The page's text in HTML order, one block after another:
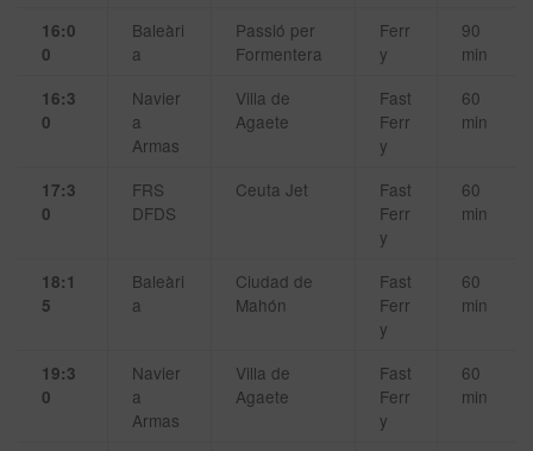
16:0
0
Baleàri
a
Passió per
Formentera
Ferr
y
90
min
16:3
0
Navier
a
Armas
Villa de
Agaete
Fast
Ferr
y
60
min
17:3
0
FRS
DFDS
Ceuta Jet
Fast
Ferr
y
60
min
18:1
5
Baleàri
a
Ciudad de
Mahón
Fast
Ferr
y
60
min
19:3
0
Navier
a
Armas
Villa de
Agaete
Fast
Ferr
y
60
min